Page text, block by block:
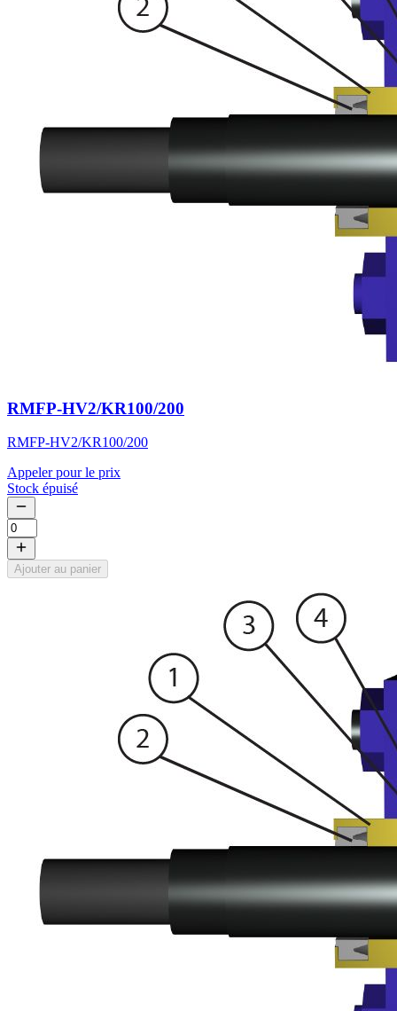
RMFP-HV2/KR100/200
RMFP-HV2/KR100/200
Appeler pour le prix
Stock épuisé
Ajouter au panier